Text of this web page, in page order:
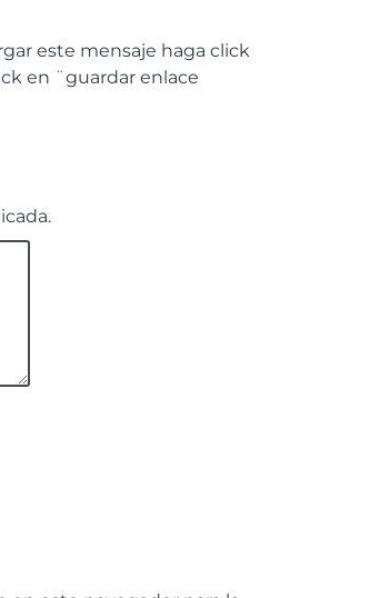
este mensaje haga click
en ¨guardar enlace